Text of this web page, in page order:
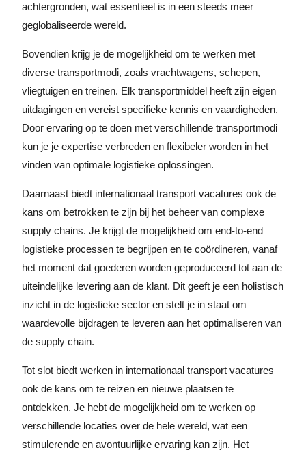
achtergronden, wat essentieel is in een steeds meer
geglobaliseerde wereld.
Bovendien krijg je de mogelijkheid om te werken met
diverse transportmodi, zoals vrachtwagens, schepen,
vliegtuigen en treinen. Elk transportmiddel heeft zijn eigen
uitdagingen en vereist specifieke kennis en vaardigheden.
Door ervaring op te doen met verschillende transportmodi
kun je je expertise verbreden en flexibeler worden in het
vinden van optimale logistieke oplossingen.
Daarnaast biedt internationaal transport vacatures ook de
kans om betrokken te zijn bij het beheer van complexe
supply chains. Je krijgt de mogelijkheid om end-to-end
logistieke processen te begrijpen en te coördineren, vanaf
het moment dat goederen worden geproduceerd tot aan de
uiteindelijke levering aan de klant. Dit geeft je een holistisch
inzicht in de logistieke sector en stelt je in staat om
waardevolle bijdragen te leveren aan het optimaliseren van
de supply chain.
Tot slot biedt werken in internationaal transport vacatures
ook de kans om te reizen en nieuwe plaatsen te
ontdekken. Je hebt de mogelijkheid om te werken op
verschillende locaties over de hele wereld, wat een
stimulerende en avontuurlijke ervaring kan zijn. Het